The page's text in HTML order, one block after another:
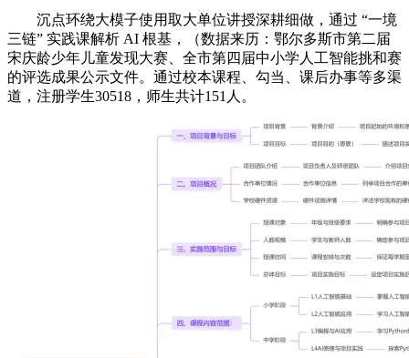
沉点环绕大模子使用取大单位讲授深耕细做，通过 “一境
三链” 实践课解析 AI 根基，（数据来历：鄂尔多斯市第二届
宋庆龄少年儿童发现大赛、全市第四届中小学人工智能挑和赛
的评选成果公示文件。通过校本课程、勾当、课后办事等多渠
道，注册学生30518，师生共计151人。